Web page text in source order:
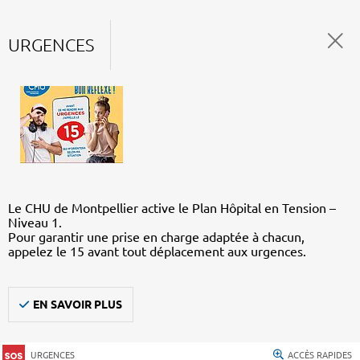
URGENCES
Le CHU de Montpellier active le Plan Hôpital en Tension –
Niveau 1.
Pour garantir une prise en charge adaptée à chacun,
appelez le 15 avant tout déplacement aux urgences.
EN SAVOIR PLUS
URGENCES ACCÈS RAPIDES